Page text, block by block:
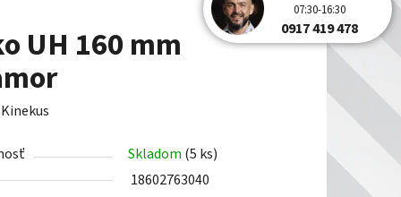
UH 160 mm
Kinekus
Skladom (5 ks)
18602763040
07:30-16:30
0917 419 478